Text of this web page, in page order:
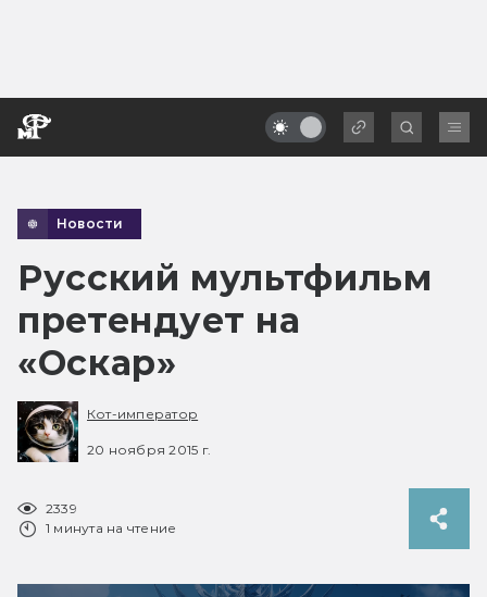
Новости
Русский мультфильм
претендует на
«Оскар»
Кот-император
20 ноября 2015 г.
2339
1 минута на чтение